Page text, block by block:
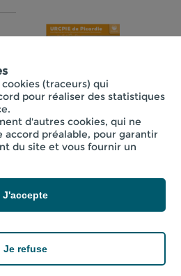
Fiche technique
n°41 "Boissons
(traceurs) qui
pour réaliser des statistiques
d'autres cookies, qui ne
accord préalable, pour garantir
du site et vous fournir un
Je refuse
J'accepte